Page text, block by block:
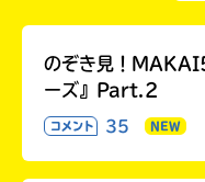
のぞき見！
ーズ』Part.2
コメント 35 NEW